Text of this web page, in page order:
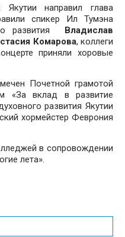
Якутии направил глава
спикер Ил Тумэна
развития Владислав
Комарова, коллеги
приняли хоровые
Почетной грамотой
«За вклад в развитие
развития Якутии
хормейстер Феврония
в сопровождении
лета».